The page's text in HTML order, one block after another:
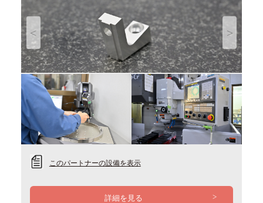
Previous Next
このパートナーの設備を表示
詳細を見る